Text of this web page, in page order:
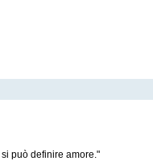
può definire amore."